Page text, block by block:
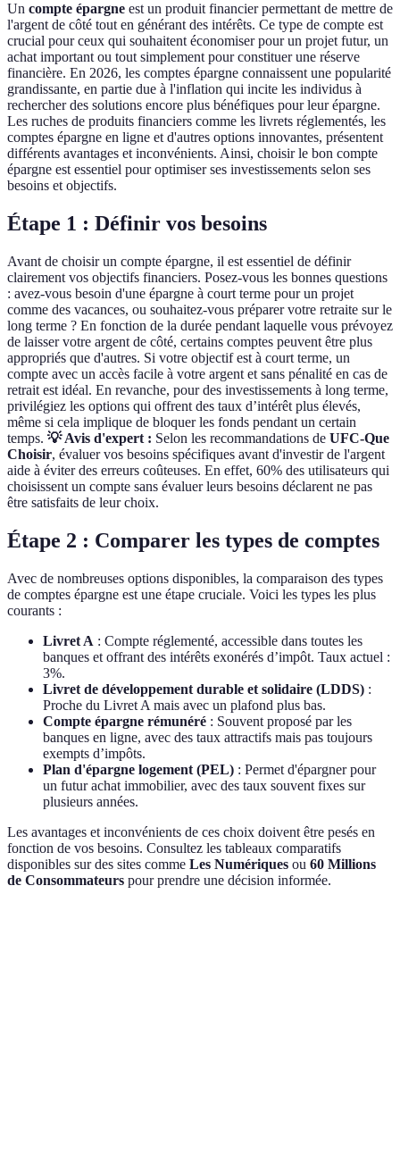
Un compte épargne est un produit financier permettant de mettre de
l'argent de côté tout en générant des intérêts. Ce type de compte est
crucial pour ceux qui souhaitent économiser pour un projet futur, un
achat important ou tout simplement pour constituer une réserve
financière. En 2026, les comptes épargne connaissent une popularité
grandissante, en partie due à l'inflation qui incite les individus à
rechercher des solutions encore plus bénéfiques pour leur épargne.
Les ruches de produits financiers comme les livrets réglementés, les
comptes épargne en ligne et d'autres options innovantes, présentent
différents avantages et inconvénients. Ainsi, choisir le bon compte
épargne est essentiel pour optimiser ses investissements selon ses
besoins et objectifs.
Étape 1 : Définir vos besoins
Avant de choisir un compte épargne, il est essentiel de définir
clairement vos objectifs financiers. Posez-vous les bonnes questions
: avez-vous besoin d'une épargne à court terme pour un projet
comme des vacances, ou souhaitez-vous préparer votre retraite sur le
long terme ? En fonction de la durée pendant laquelle vous prévoyez
de laisser votre argent de côté, certains comptes peuvent être plus
appropriés que d'autres. Si votre objectif est à court terme, un
compte avec un accès facile à votre argent et sans pénalité en cas de
retrait est idéal. En revanche, pour des investissements à long terme,
privilégiez les options qui offrent des taux d’intérêt plus élevés,
même si cela implique de bloquer les fonds pendant un certain
temps. 💡 Avis d'expert : Selon les recommandations de UFC-Que
Choisir, évaluer vos besoins spécifiques avant d'investir de l'argent
aide à éviter des erreurs coûteuses. En effet, 60% des utilisateurs qui
choisissent un compte sans évaluer leurs besoins déclarent ne pas
être satisfaits de leur choix.
Étape 2 : Comparer les types de comptes
Avec de nombreuses options disponibles, la comparaison des types
de comptes épargne est une étape cruciale. Voici les types les plus
courants :
Livret A : Compte réglementé, accessible dans toutes les
banques et offrant des intérêts exonérés d’impôt. Taux actuel :
3%.
Livret de développement durable et solidaire (LDDS) :
Proche du Livret A mais avec un plafond plus bas.
Compte épargne rémunéré : Souvent proposé par les
banques en ligne, avec des taux attractifs mais pas toujours
exempts d’impôts.
Plan d'épargne logement (PEL) : Permet d'épargner pour
un futur achat immobilier, avec des taux souvent fixes sur
plusieurs années.
Les avantages et inconvénients de ces choix doivent être pesés en
fonction de vos besoins. Consultez les tableaux comparatifs
disponibles sur des sites comme Les Numériques ou 60 Millions
de Consommateurs pour prendre une décision informée.